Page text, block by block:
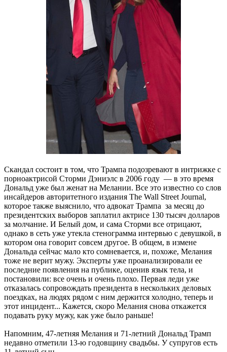
Скандал состоит в том, что Трампа подозревают в интрижке с
порноактрисой Сторми Дэниэлс в 2006 году — в это время
Дональд уже был женат на Мелании. Все это известно со слов
инсайдеров авторитетного издания The Wall Street Journal,
которое также выяснило, что адвокат Трампа за месяц до
президентских выборов заплатил актрисе 130 тысяч долларов
за молчание. И Белый дом, и сама Сторми все отрицают,
однако в сеть уже утекла стенограмма интервью с девушкой, в
котором она говорит совсем другое. В общем, в измене
Дональда сейчас мало кто сомневается, и, похоже, Мелания
тоже не верит мужу. Эксперты уже проанализировали ее
последние появления на публике, оценив язык тела, и
постановили: все очень и очень плохо. Первая леди уже
отказалась сопровождать президента в нескольких деловых
поездках, на людях рядом с ним держится холодно, теперь и
этот инцидент... Кажется, скоро Мелания снова откажется
подавать руку мужу, как уже было раньше!
Напомним, 47-летняя Мелания и 71-летний Дональд Трамп
недавно отметили 13-ю годовщину свадьбы. У супругов есть